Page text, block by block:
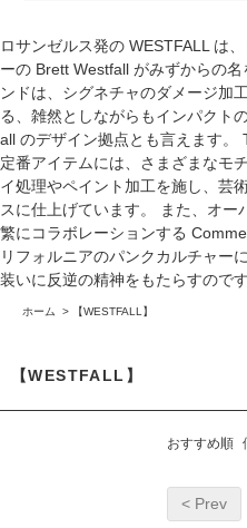
ロサンゼルス発の WESTFALL は
ーの Brett Westfall がみずからの
ンドは、シグネチャのダメージ加
る、雑然としながらもインパクト
all のデザイン拠点とも言えます。
定番アイテムには、さまざまなモ
イ処理やペイント加工を施し、芸
スに仕上げています。 また、オ
繁にコラボレーションする
リフォルニアのパンクカルチャー
装いに反逆の精神をもたらすのです
ホーム > 【WESTFALL】
【WESTFALL】
おすすめ順
< Prev